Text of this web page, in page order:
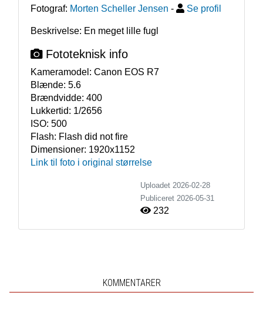
Fotograf: Morten Scheller Jensen - Se profil
Beskrivelse: En meget lille fugl
Fototeknisk info
Kameramodel: Canon EOS R7
Blænde: 5.6
Brændvidde: 400
Lukkertid: 1/2656
ISO: 500
Flash: Flash did not fire
Dimensioner: 1920x1152
Link til foto i original størrelse
Uploadet 2026-02-28
Publiceret 2026-05-31
232
KOMMENTARER